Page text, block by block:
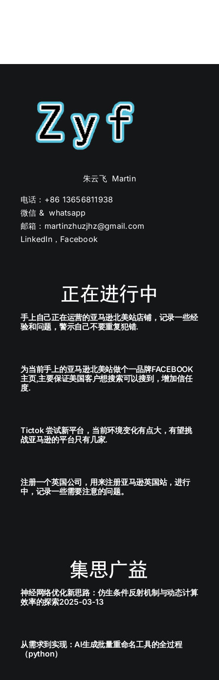
朱云飞 Martin
电话：+86 13656811938
微信 & whatsapp
邮箱：martinzhuzjhz@gmail.com
LinkedIn， Facebook
手上自己正在运营的亚马逊北美站店铺，记录一些经
验和问题，警示自己不要重复犯错.
为当前手上的亚马逊北美站做个一品牌FACEBOOK
主页,主要保证美国客户想搜索可以搜到，增加信任
度.
Tictok 尝试新平台，当前环境变化有点大，有望挑
战亚马逊的平台只有几家.
注册一个英国公司，用来注册亚马逊英国站，进行
中，记录一些需要注意的问题。
神经网络优化新思路：仿生条件反射机制与动态计算
效率的探索2025-03-13
从需求到实现：AI生成批量重命名工具的全过程
（python）